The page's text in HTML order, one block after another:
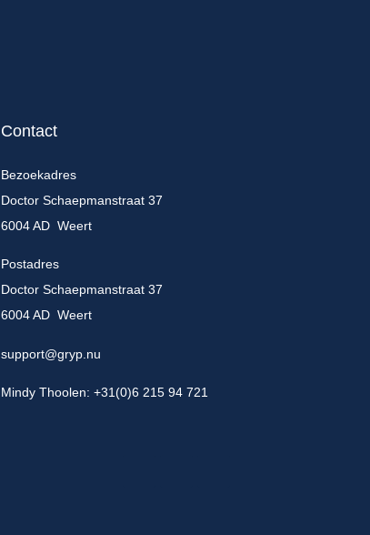
Contact
Bezoekadres
Doctor Schaepmanstraat 37
6004 AD Weert
Postadres
Doctor Schaepmanstraat 37
6004 AD Weert
support@gryp.nu
Mindy Thoolen: +31(0)6 215 94 721